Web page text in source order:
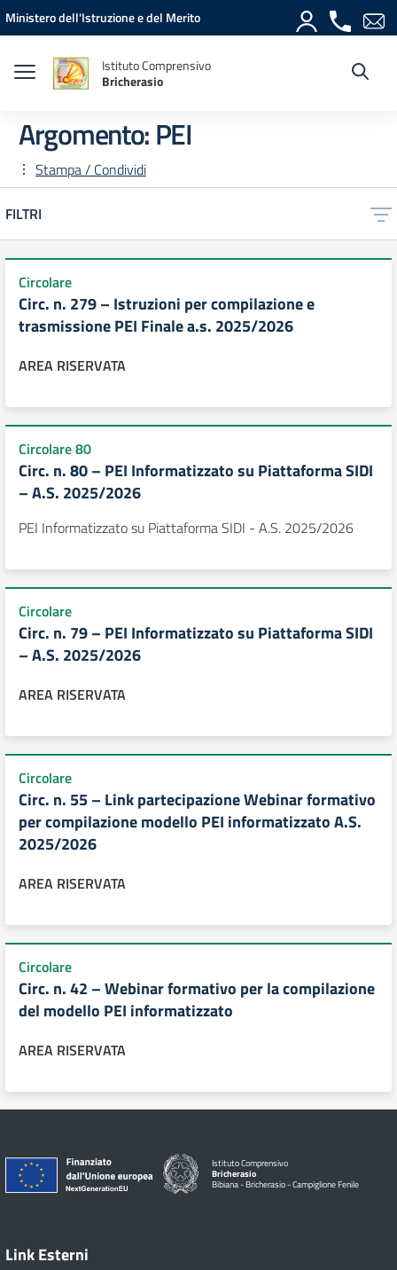
Vai ai contenuti
Vai al menu di navigazione
Vai al footer
Ministero dell'Istruzione e del Merito
Istituto Comprensivo
Bricherasio
Argomento: PEI
Stampa / Condividi
FILTRI
Circolare
Circ. n. 279 – Istruzioni per compilazione e
trasmissione PEI Finale a.s. 2025/2026
AREA RISERVATA
Circolare 80
Circ. n. 80 – PEI Informatizzato su Piattaforma SIDI
– A.S. 2025/2026
PEI Informatizzato su Piattaforma SIDI - A.S. 2025/2026
Circolare
Circ. n. 79 – PEI Informatizzato su Piattaforma SIDI
– A.S. 2025/2026
AREA RISERVATA
Circolare
Circ. n. 55 – Link partecipazione Webinar formativo
per compilazione modello PEI informatizzato A.S.
2025/2026
AREA RISERVATA
Circolare
Circ. n. 42 – Webinar formativo per la compilazione
del modello PEI informatizzato
AREA RISERVATA
Istituto Comprensivo
Bricherasio
Bibiana - Bricherasio - Campiglione Fenile
Link Esterni